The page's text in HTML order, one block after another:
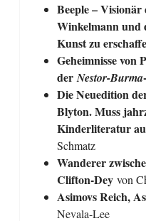
Beeple –
Winkelmann und
Kunst zu
Geheimnisse von
derNestor-Burma
Die Neuedition
Blyton. Muss
Kinderliteratur
Schmatz
Wanderer
Clifton-Dey von
Asimovs Reich,
Nevala-Lee